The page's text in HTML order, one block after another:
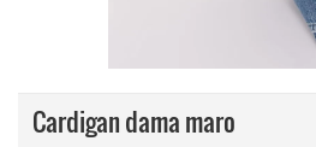
Cardigan dama maro